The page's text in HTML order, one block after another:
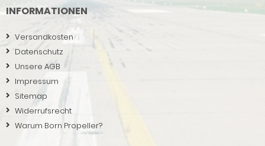
INFORMATIONEN
Versandkosten
Datenschutz
Unsere AGB
Impressum
Sitemap
Widerrufsrecht
Warum Born Propeller?